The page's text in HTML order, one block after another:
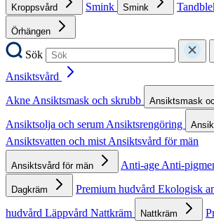
Kroppsvård Smink Smink
Örhängen
Sök
Ansiktsvård
AkneAnsiktsmask och skrubb Ansiktsmask
Ansiktsolja och serumAnsiktsrengöring
Ansiktsvatten och mistAnsiktsvård för män
Ansiktsvård för män Anti-ageAnti-
Dagkräm Premium hudvård Ekologisk
hudvård Läppvård Nattkräm Nattkräm